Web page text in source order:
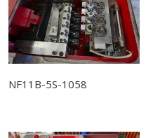
NF11B-5S-1058